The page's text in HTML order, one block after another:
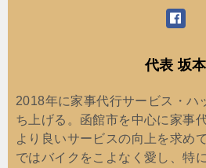
代表 坂本
2018年に家事代行サービス・ハ
ち上げる。函館市を中心に家事
より良いサービスの向上を求め
ではバイクをこよなく愛し、特